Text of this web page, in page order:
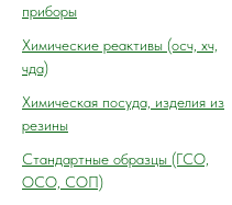
приборы
Химические реактивы (осч, хч,
чда)
Химическая посуда, изделия из
резины
Cтандартные образцы (ГСО,
ОСО, СОП)